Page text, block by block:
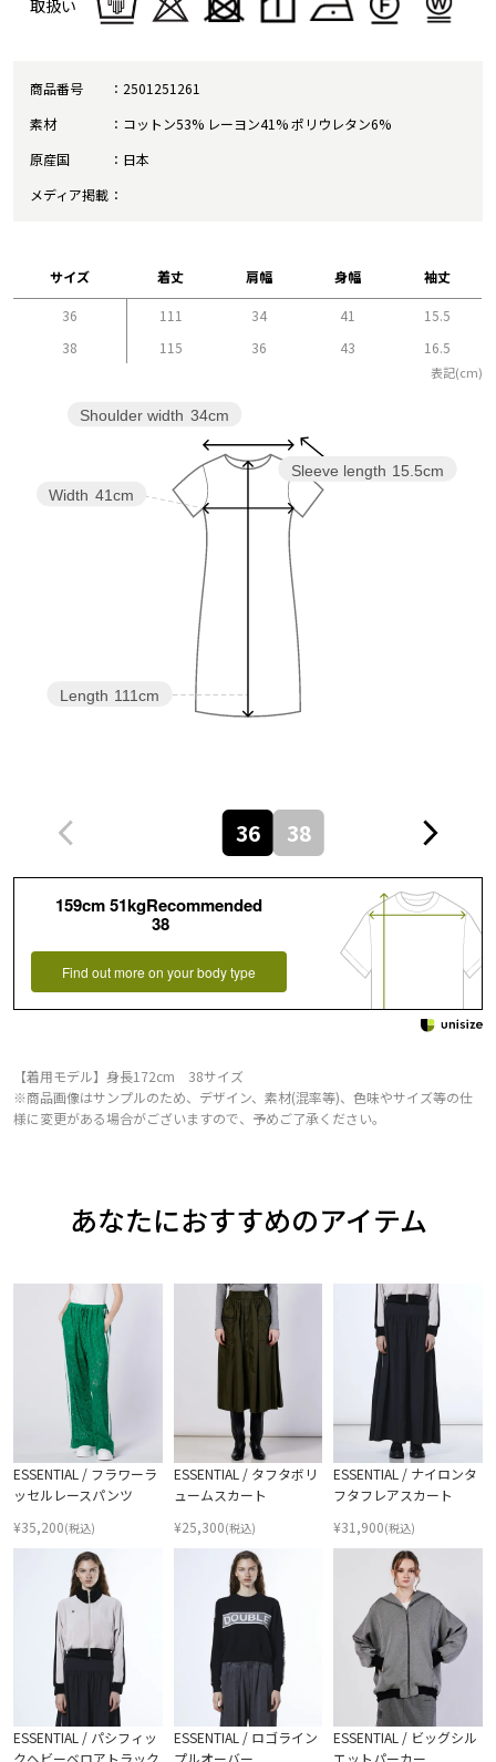
取扱い
商品番号
2501251261
素材
コットン53% レーヨン41% ポリウレタン6%
原産国
日本
メディア掲載
サイズ 着丈 肩幅 身幅 袖丈
36 111 34 41
15.5
38
115 36 43 16.5
表記(cm)
Sleeve length 15.5cm
Length 111cm
Width 41cm
Shoulder width 34cm
36 38
159cm 51kgRecommended
38
Find out more on your body type
【着用モデル】身長172cm 38サイズ
※商品画像はサンプルのため、デザイン、素材(混率等)、色味やサイズ等の仕
様に変更がある場合がございますので、予めご了承ください。
あなたにおすすめのアイテム
ESSENTIAL / フラワーラ
ッセルレースパンツ
¥35,200(税込)
ESSENTIAL / タフタボリ
ュームスカート
¥25,300(税込)
ESSENTIAL / ナイロンタ
フタフレアスカート
¥31,900(税込)
ESSENTIAL / パシフィッ
クヘビーベロアトラック
ESSENTIAL / ロゴライン
プルオーバー
ESSENTIAL / ビッグシル
エットパーカー